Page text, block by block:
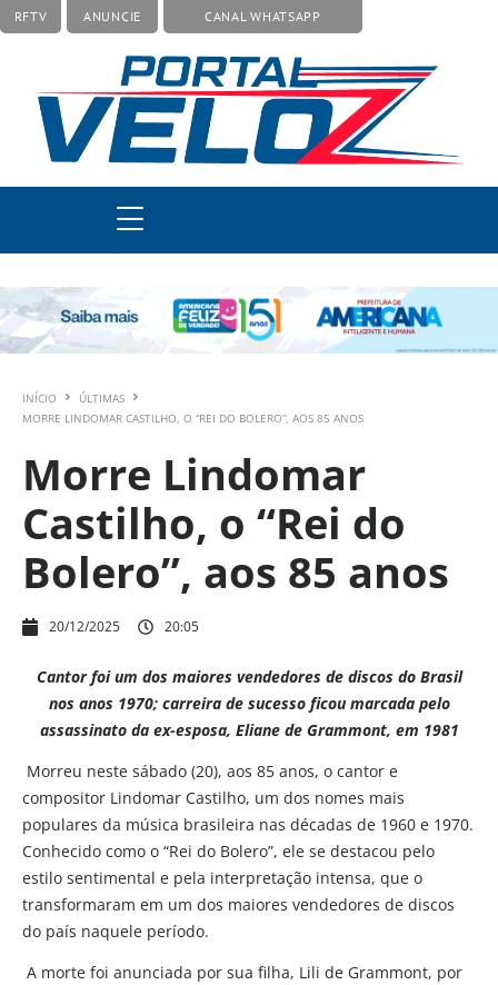
RFTV ANUNCIE CANAL WHATSAPP
INÍCIO
ÚLTIMAS
MORRE LINDOMAR CASTILHO, O “REI DO BOLERO”, AOS 85 ANOS
Morre Lindomar
Castilho, o “Rei do
Bolero”, aos 85 anos
20/12/2025 20:05
Cantor foi um dos maiores vendedores de discos do Brasil
nos anos 1970; carreira de sucesso ficou marcada pelo
assassinato da ex-esposa, Eliane de Grammont, em 1981
Morreu neste sábado (20), aos 85 anos, o cantor e
compositor Lindomar Castilho, um dos nomes mais
populares da música brasileira nas décadas de 1960 e 1970.
Conhecido como o “Rei do Bolero”, ele se destacou pelo
estilo sentimental e pela interpretação intensa, que o
transformaram em um dos maiores vendedores de discos
do país naquele período.
A morte foi anunciada por sua filha, Lili de Grammont, por